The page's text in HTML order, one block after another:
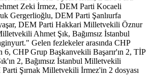
Zeki İrmez, DEM Parti Kocaeli
Gergerlioğlu, DEM Parti Şanlıurfa
DEM Parti Hakkari Milletvekili Öznur
Ahmet Şık, Bağımsız İstanbul
Gelen fezlekeler arasında CHP
6, CHP Grup Başkanvekili Başarır'ın 2, TİP
2, Bağımsız İstanbul Milletvekili
Şırnak Milletvekili İrmez'in 2 dosyası